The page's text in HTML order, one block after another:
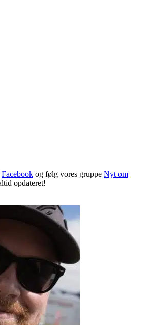
Facebook og følg vores gruppe Nyt om
opdateret!